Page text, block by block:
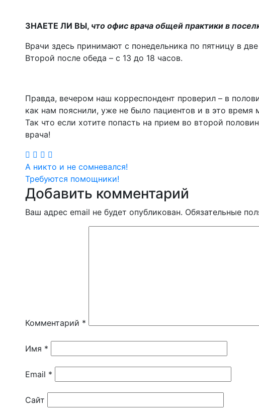
ЗНАЕТЕ ЛИ ВЫ, что офис врача общей практики в
Врачи здесь принимают с понедельника по пятницу в
Второй после обеда – с 13 до 18 часов.
Правда, вечером наш корреспондент проверил – в
как нам пояснили, уже не было пациентов и в это
Так что если хотите попасть на прием во второй
врача!
Навигация
по
записям
А никто и не сомневался!
Требуются помощники!
Добавить комментарий
Ваш адрес email не будет опубликован. Обязательные
Комментарий *
Имя *
Email *
Сайт